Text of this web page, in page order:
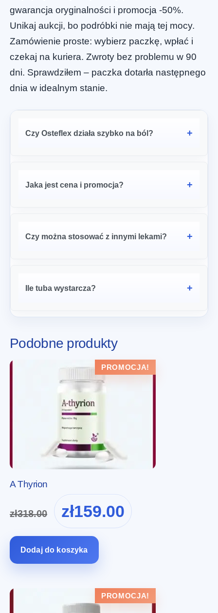
gwarancja oryginalności i promocja -50%.
Unikaj aukcji, bo podróbki nie mają tej mocy.
Zamówienie proste: wybierz paczkę, wpłać i
czekaj na kuriera. Zwroty bez problemu w 90
dni. Sprawdziłem – paczka dotarła następnego
dnia w idealnym stanie.
Czy Osteflex działa szybko na ból?
Jaka jest cena i promocja?
Czy można stosować z innymi lekami?
Ile tuba wystarcza?
Podobne produkty
PROMOCJA!
A Thyrion
zł318.00
Pierwotna
cena
wynosiła:
zł159.00
cena
Dodaj do koszyka
PROMOCJA!